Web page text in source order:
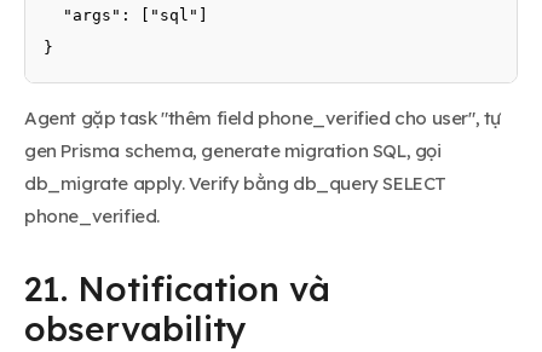
  "args": ["sql"]
}
Agent gặp task "thêm field phone_verified cho user", tự
gen Prisma schema, generate migration SQL, gọi
db_migrate apply. Verify bằng db_query SELECT
phone_verified.
21. Notification và
observability